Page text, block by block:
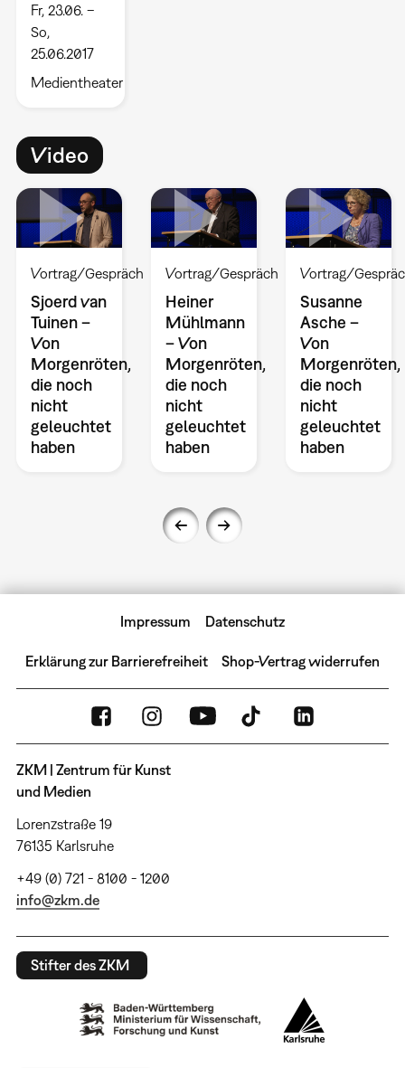
Fr, 23.06. –
So,
25.06.2017
Medientheater
Video
Vortrag/Gespräch
Sjoerd van
Tuinen –
Von
Morgenröten,
die noch
nicht
geleuchtet
haben
Vortrag/Gespräch
Heiner
Mühlmann
– Von
Morgenröten,
die noch
nicht
geleuchtet
haben
Vortrag/
Susanne
Asche –
Von
Morgenröten,
die noch
nicht
geleuchtet
haben
Impressum Datenschutz
Erklärung zur Barrierefreiheit Shop-Vertrag widerrufen
ZKM | Zentrum für Kunst
und Medien
Lorenzstraße 19
76135 Karlsruhe
+49 (0) 721 - 8100 - 1200
info@zkm.de
Stifter des ZKM